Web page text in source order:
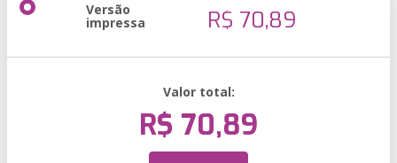
Versão
impressa R$ 70,89
Valor total:
R$ 70,89